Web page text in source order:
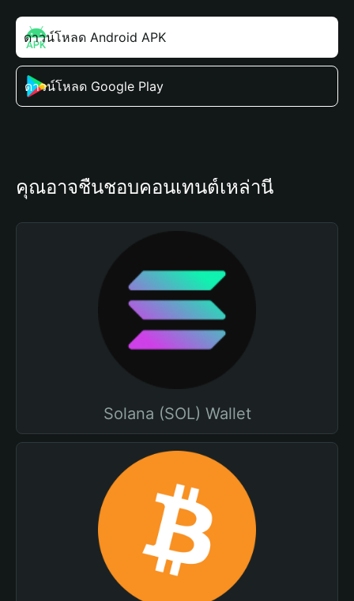
ดาวน์โหลด Android APK
ดาวน์โหลด Google Play
คุณอาจชื่นชอบคอนเทนต์เหล่านี้
Solana (SOL) Wallet